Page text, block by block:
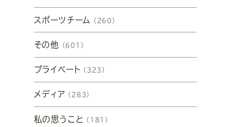
スポーツチーム （260）
その他 （601）
プライベート （323）
メディア （283）
私の思うこと （181）